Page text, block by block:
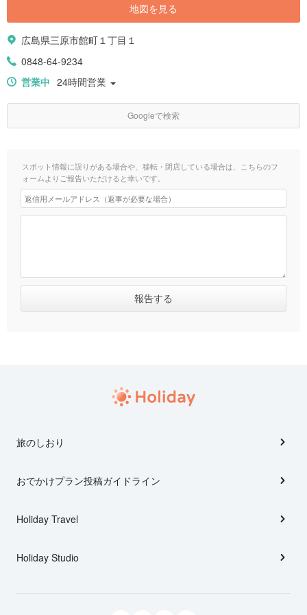
地図を見る
広島県三原市館町１丁目１
0848-64-9234
営業中 24時間営業
Googleで検索
スポット情報に誤りがある場合や、移転・閉店している場合は、こちらのフ
ォームよりご報告いただけると幸いです。
旅のしおり
おでかけプラン投稿ガイドライン
Holiday Travel
Holiday Studio